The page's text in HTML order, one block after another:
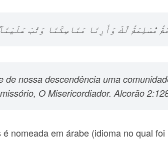
مُّسْلِمَةًۭ لَّكَ وَأَرِنَا مَنَاسِكَنَا وَتُبْ
nossa descendência uma
O Misericordiador. Alcorão
nomeada em árabe (idioma no qual